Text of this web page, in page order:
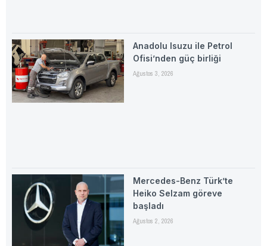
Anadolu Isuzu ile Petrol
Ofisi’nden güç birliği
Ağustos 3, 2026
Mercedes-Benz Türk’te
Heiko Selzam göreve
başladı
Ağustos 2, 2026